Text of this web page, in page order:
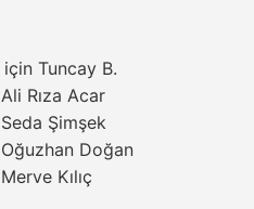
için Tuncay B.
Ali Rıza Acar
Seda Şimşek
Oğuzhan Doğan
Merve Kılıç